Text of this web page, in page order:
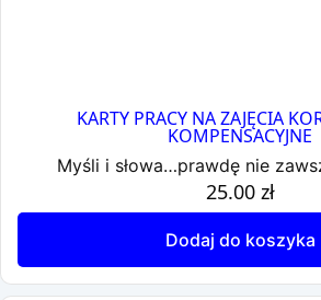
KARTY PRACY NA ZAJĘCIA
KOMPENSACYJNE
Myśli i słowa…prawdę nie
25.00 zł
Dodaj do koszyka